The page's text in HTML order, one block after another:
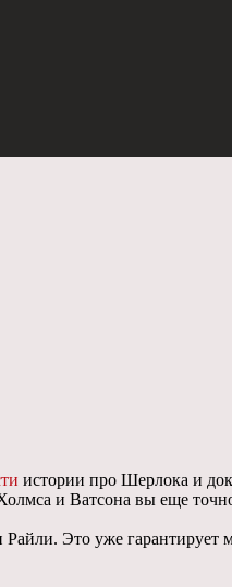
истории про Шерлока и
и Ватсона вы еще
Это уже гарантирует